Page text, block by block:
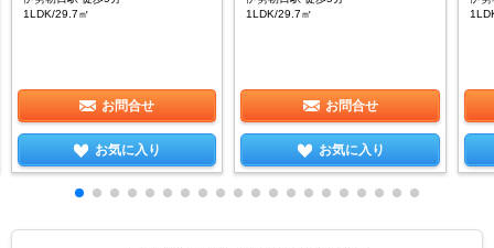
1LDK/29.7㎡
お問合せ
お気に入り
1LDK/29.7㎡
お問合せ
お気に入り